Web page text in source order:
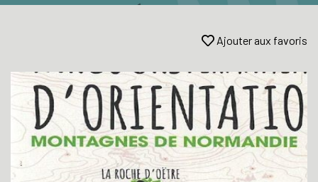
Ajouter aux favoris